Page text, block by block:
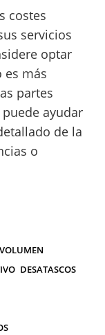
costes
servicios
optar
es más
partes
ayudar
de la
o
DESATASCOS